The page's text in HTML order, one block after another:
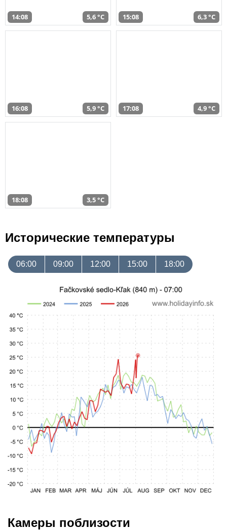
14:08 5,6 °C 15:08 6,3 °C
16:08 5,9 °C 17:08 4,9 °C
18:08 3,5 °C
Исторические температуры
06:00 09:00 12:00 15:00 18:00
Камеры поблизости